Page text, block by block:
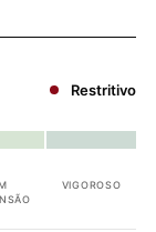
Restritivo
VIGOROSO